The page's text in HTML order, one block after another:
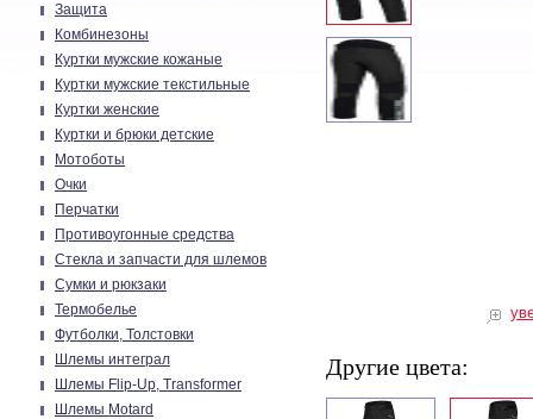
Защита
Комбинезоны
Куртки мужские кожаные
Куртки мужские текстильные
Куртки женские
Куртки и брюки детские
Мотоботы
Очки
Перчатки
Противоугонные средства
Стекла и запчасти для шлемов
Сумки и рюкзаки
Термобелье
Футболки, Толстовки
Шлемы интеграл
Шлемы Flip-Up, Transformer
Шлемы Motard
Другие цвета: